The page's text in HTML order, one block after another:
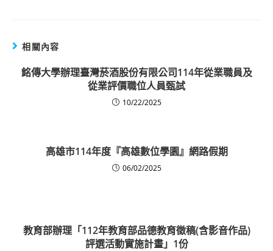
相關內容
銘傳大學辦理臺灣菸酒股份有限公司114年從業職員及
從業評價職位人員甄試
10/22/2025
高雄市114年度『高雄數位學園』網路假期
06/02/2025
教育部辦理「112年教育部品德教育徵稿(含影音作品)
評選活動實施計畫」1份